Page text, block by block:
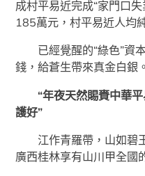
成村平易近完成“家門口
185萬元，村平易近人均
已經覺醒的“綠色”資
錢，給蒼生帶來真金白銀。
“年夜天然賜賚中華
護好”
江作青羅帶，山如碧
廣西桂林享有山川甲全國